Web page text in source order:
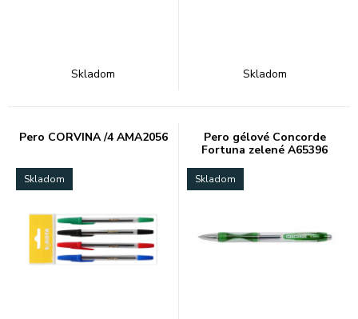
Skladom Skladom
Pero CORVINA /4 AMA2056
Skladom
Pero gélové Concorde
Fortuna zelené A65396
Skladom